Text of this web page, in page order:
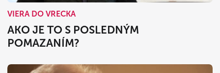
VIERA DO VRECKA
AKO JE TO S POSLEDNÝM
POMAZANÍM?